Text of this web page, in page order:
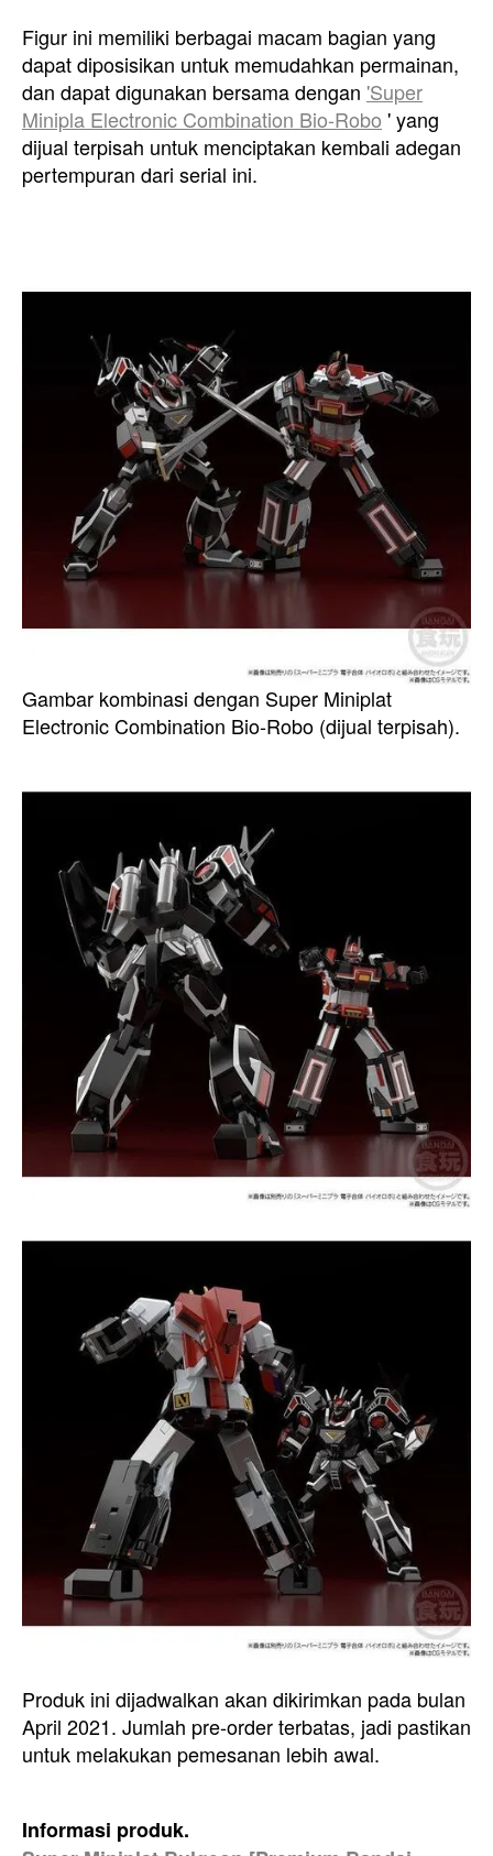
Figur ini memiliki berbagai macam bagian yang
dapat diposisikan untuk memudahkan permainan,
dan dapat digunakan bersama dengan 'Super
Minipla Electronic Combination Bio-Robo ' yang
dijual terpisah untuk menciptakan kembali adegan
pertempuran dari serial ini.
Gambar kombinasi dengan Super Miniplat
Electronic Combination Bio-Robo (dijual terpisah).
Produk ini dijadwalkan akan dikirimkan pada bulan
April 2021. Jumlah pre-order terbatas, jadi pastikan
untuk melakukan pemesanan lebih awal.
Informasi produk.